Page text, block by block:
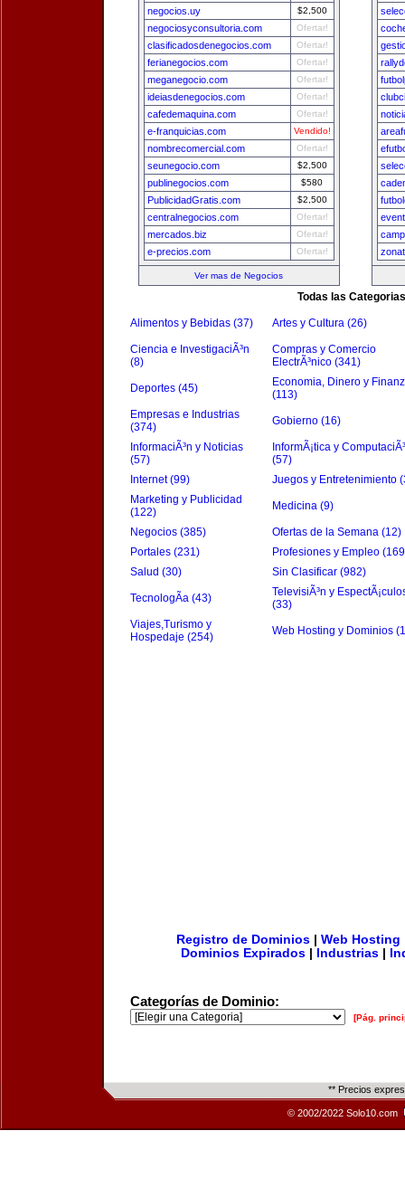
negocios.uy $2,500
negociosyconsultoria.com Ofertar!
clasificadosdenegocios.com Ofertar!
ferianegocios.com Ofertar!
meganegocio.com Ofertar!
ideiasdenegocios.com Ofertar!
cafedemaquina.com Ofertar!
e-franquicias.com Vendido!
nombrecomercial.com Ofertar!
seunegocio.com $2,500
publinegocios.com $580
PublicidadGratis.com $2,500
centralnegocios.com Ofertar!
mercados.biz Ofertar!
e-precios.com Ofertar!
Ver mas de Negocios
Todas las Categorias
Alimentos y Bebidas (37) Artes y Cultura (26)
Ciencia e InvestigaciÃ³n
(8)
Compras y Comercio
ElectrÃ³nico (341)
Deportes (45)
Economia, Dinero y
(113)
Empresas e Industrias
(374)
Gobierno (16)
InformaciÃ³n y Noticias
(57)
InformÃ¡tica y
(57)
Internet (99)
Juegos y Entretenimiento
Marketing y Publicidad
(122)
Medicina (9)
Negocios (385)
Ofertas de la Semana (12)
Portales (231)
Profesiones y Empleo
Salud (30)
Sin Clasificar (982)
TecnologÃ­a (43)
TelevisiÃ³n y
(33)
Viajes,Turismo y
Hospedaje (254)
Web Hosting y Dominios
Registro de Dominios| Web Hosting
Dominios Expirados
Industrias
Categorías de Dominio:
[Pág.
** Precios
© 2002/2022 Solo10.com